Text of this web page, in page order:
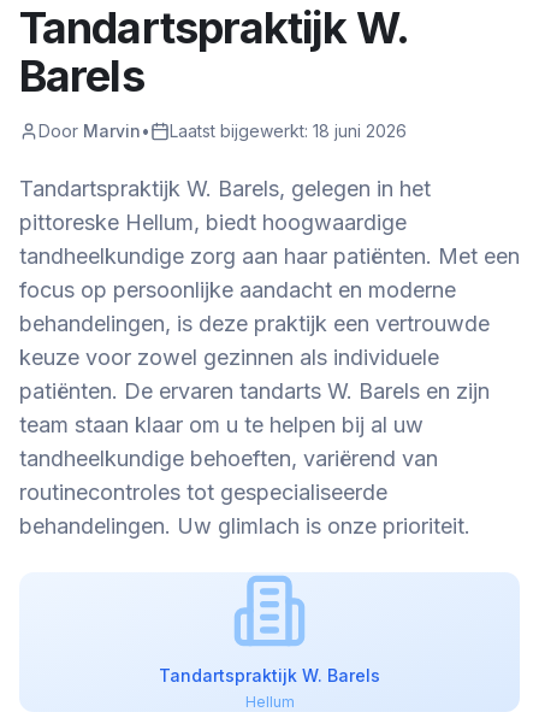
Tandartspraktijk W.
Barels
Door Marvin• Laatst bijgewerkt: 18 juni 2026
Tandartspraktijk W. Barels, gelegen in het
pittoreske Hellum, biedt hoogwaardige
tandheelkundige zorg aan haar patiënten. Met een
focus op persoonlijke aandacht en moderne
behandelingen, is deze praktijk een vertrouwde
keuze voor zowel gezinnen als individuele
patiënten. De ervaren tandarts W. Barels en zijn
team staan klaar om u te helpen bij al uw
tandheelkundige behoeften, variërend van
routinecontroles tot gespecialiseerde
behandelingen. Uw glimlach is onze prioriteit.
Tandartspraktijk W. Barels
Hellum